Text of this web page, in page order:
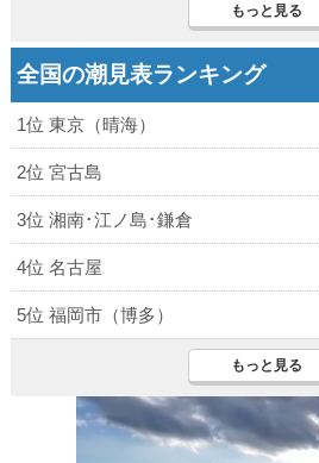
もっと見る
全国の潮見表ランキング
1位 東京（晴海）
2位 宮古島
3位 湘南･江ノ島･鎌倉
4位 名古屋
5位 福岡市（博多）
もっと見る